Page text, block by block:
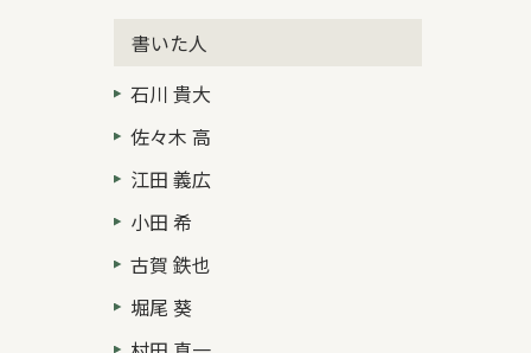
書いた人
石川 貴大
佐々木 高
江田 義広
小田 希
古賀 鉄也
堀尾 葵